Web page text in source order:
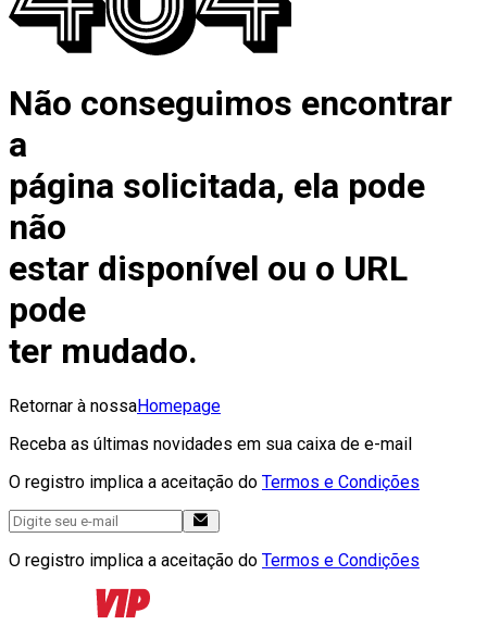
Não conseguimos encontrar
a
página solicitada, ela pode
não
estar disponível ou o URL
pode
ter mudado.
Retornar à nossaHomepage
Receba as últimas novidades em sua caixa de e-mail
O registro implica a aceitação do Termos e Condições
O registro implica a aceitação do Termos e Condições